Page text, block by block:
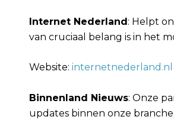
Internet Nederland: Helpt
van cruciaal belang is in het
Website: internetnederland.nl
Binnenland Nieuws: Onze
updates binnen onze